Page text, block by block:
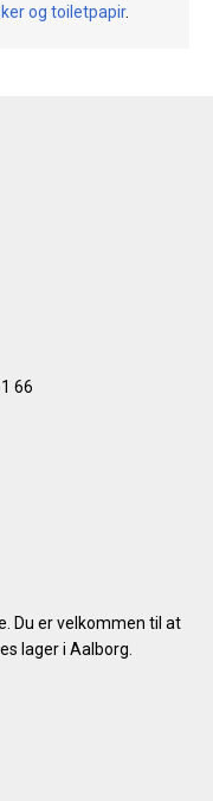
og toiletpapir.
66
Du er velkommen til at
lager i Aalborg.